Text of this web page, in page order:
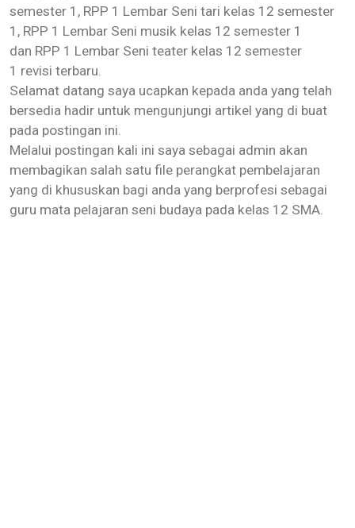
semester 1, RPP 1 Lembar Seni tari kelas 12 semester
1, RPP 1 Lembar Seni musik kelas 12 semester 1
dan RPP 1 Lembar Seni teater kelas 12 semester
1 revisi terbaru.
Selamat datang saya ucapkan kepada anda yang telah
bersedia hadir untuk mengunjungi artikel yang di buat
pada postingan ini.
Melalui postingan kali ini saya sebagai admin akan
membagikan salah satu file perangkat pembelajaran
yang di khususkan bagi anda yang berprofesi sebagai
guru mata pelajaran seni budaya pada kelas 12 SMA.